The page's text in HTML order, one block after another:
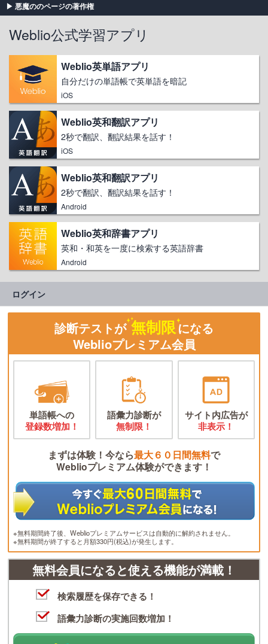
悪魔ののページの著作権
Weblio公式学習アプリ
Weblio英単語アプリ
自分だけの単語帳で英単語を暗記
iOS
Weblio英和翻訳アプリ
2秒で翻訳、翻訳結果を話す！
iOS
Weblio英和翻訳アプリ
2秒で翻訳、翻訳結果を話す！
Android
Weblio英和辞書アプリ
英和・和英を一度に検索する英語辞書
Android
ログイン
診断テストが 無制限になる
Weblioプレミアム会員
単語帳への
登録数増加！
語彙力診断が
無制限！
サイト内広告が
非表示！
まずは体験！今なら最大６０日間無料で
Weblioプレミアム体験ができます！
※無料期間終了後、Weblioプレミアムサービスは自動的に解約されません。
※無料期間が終了すると月額330円(税込)が発生します。
無料会員になると使える機能が満載！
検索履歴を保存できる！
語彙力診断の実施回数増加！